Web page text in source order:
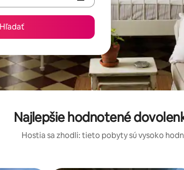
Hľadať
Najlepšie hodnotené
Hostia sa zhodli: tieto pobyty sú vysoko